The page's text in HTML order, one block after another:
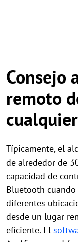
Consejo
remoto
Típicamente, el
de alrededor de
capacidad de
Bluetooth
diferentes
desde un lugar
eficiente. El